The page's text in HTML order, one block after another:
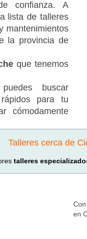
confianza. A
lista de talleres
mantenimientos
la provincia de
que tenemos
buscar
para tu
cómodamente
Talleres cerca de
talleres
en